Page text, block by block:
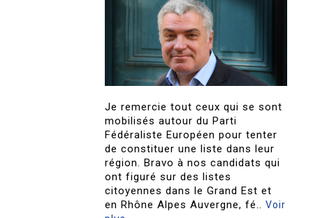
Je remercie tout ceux qui se sont
mobilisés autour du Parti
Fédéraliste Européen pour tenter
de constituer une liste dans leur
région. Bravo à nos candidats qui
ont figuré sur des listes
citoyennes dans le Grand Est et
en Rhône Alpes Auvergne, fé..Voir